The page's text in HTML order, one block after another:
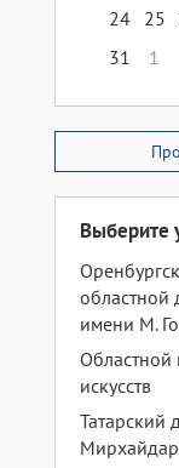
24 25
31
1
Выберите
областной
имени М.
Областной
искусств
Татарский